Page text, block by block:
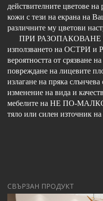
действителните цветове
кожи с тези на екрана на
различните му цветови
ПРИ РАЗОПАКОВАНЕ на
използването на ОСТРИ
вероятността от срязване
повреждане на лицевите
излагане на пряка
изменение на вида и
мебелите на НЕ ПО-МАЛКО
тяло или силен източник
СВЪРЗАН ПРОДУКТ